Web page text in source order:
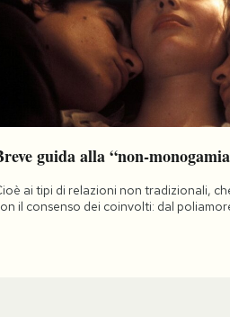
guida alla “non-
ai tipi di relazioni non tradizionali,
il consenso dei coinvolti: dal